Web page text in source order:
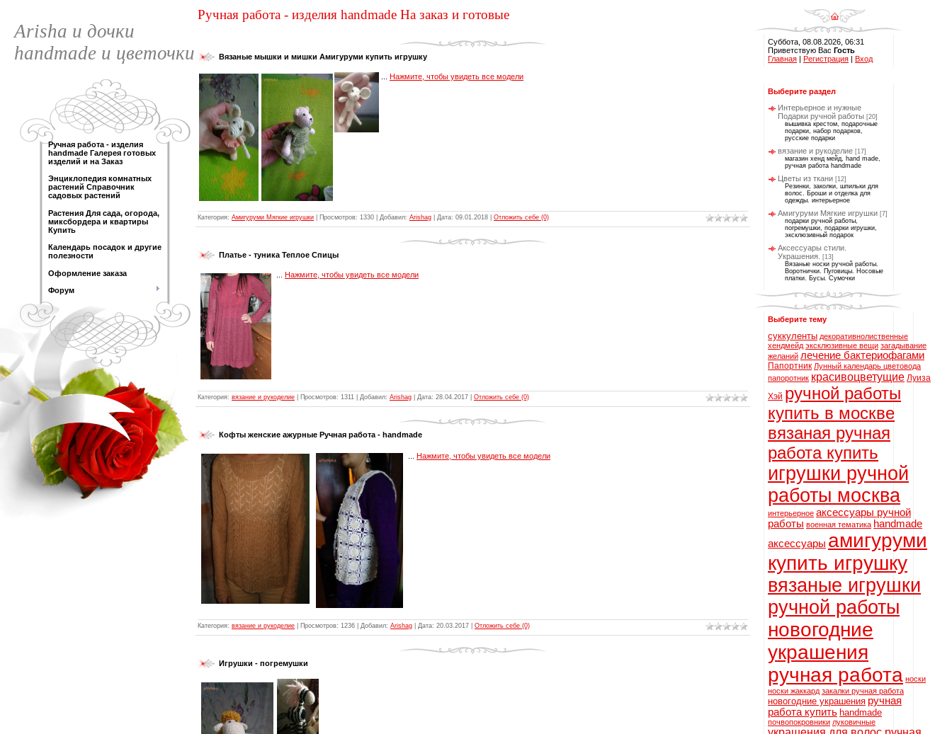
Arisha и дочки
handmade и цветочки
Ручная работа - изделия
handmade Галерея готовых
изделий и на Заказ
Энциклопедия комнатных
растений Справочник
садовых растений
Растения Для сада, огорода,
миксбордера и квартиры
Купить
Календарь посадок и другие
полезности
Оформление заказа
Форум
Ручная работа - изделия handmade На заказ и готовые
Вязаные мышки и мишки Амигуруми купить игрушку
Нажмите, чтобы увидеть все модели
Категория: Амигуруми Мягкие игрушки | Просмотров: 1330 | Добавил: Arishag | Дата: 09.01.2018 Отложить себе (0)
Платье - туника Теплое Спицы
Нажмите, чтобы увидеть все модели
Категория: вязание и рукоделие | Просмотров: 1311 | Добавил: Arishag | Дата: 28.04.2017 Отложить себе (0)
Кофты женские ажурные Ручная работа - handmade
Нажмите, чтобы увидеть все модели
Категория: вязание и рукоделие | Просмотров: 1236 | Добавил: Arishag | Дата: 20.03.2017 Отложить себе (0)
Игрушки - погремушки
Суббота, 08.08.2026, 06:31
Приветствую Вас Гость
Главная | Регистрация | Вход
Выберите раздел
Интерьерное и нужные
Подарки ручной работы [20]
вышивка крестом, подарочные
подарки, набор подарков,
русские подарки
вязание и рукоделие [17]
магазин хенд мейд, hand made,
ручная работа handmade
Цветы из ткани [12]
Резинки, заколки, шпильки для
волос. Броши и отделка для
одежды. интерьерное
Амигуруми Мягкие игрушки [7]
подарки ручной работы,
погремушки, подарки игрушки,
эксклюзивный подарок
Аксессуары стили.
Украшения.
[13]
Вязаные носки ручной работы.
Воротнички. Пуговицы. Носовые
платки. Бусы. Сумочки
Выберите тему
суккуленты декоративнолиственные
хендмейд эксклюзивные вещи загадывание
желаний лечение бактериофагами
Папортник Лунный календарь цветовода
папоротник красивоцветущие Луиза
Хэй ручной работы
купить в москве
вязаная ручная
работа купить
игрушки ручной
работы москва
интерьерное аксессуары ручной
работы военная тематика handmade
аксессуары амигуруми
купить игрушку
вязаные игрушки
ручной работы
новогодние
украшения
ручная работа носки
носки жаккард закалки ручная работа
новогодние украшения ручная
работа купить handmade
почвопокровники луковичные